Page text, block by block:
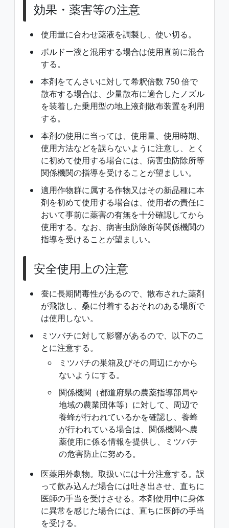
効果・薬害等の注意
使用量に合わせ薬液を調製し、使い切る。
ボルドー液と混用する場合は使用直前に混合
する。
本剤をてんさいに対して希釈倍数 750 倍で
散布する場合は、少量散布に適合したノズル
を装着した乗用型の地上液剤散布装置を利用
する。
本剤の使用に当っては、使用量、使用時期、
使用方法などを誤らないように注意し、とく
に初めて使用する場合には、病害虫防除所等
関係機関の指導を受けることが望ましい。
適用作物群に属する作物又はその新品種に本
剤を初めて使用する場合は、使用者の責任に
おいて事前に薬害の有無を十分確認してから
使用する。なお、病害虫防除所等関係機関の
指導を受けることが望ましい。
安全使用上の注意
蚕に長期間毒性があるので、散布された薬剤
が飛散し、桑に付着するおそれのある場所で
は使用しない。
ミツバチに対して影響があるので、以下のこ
とに注意する。
ミツバチの巣箱及びその周辺にかから
ないようにする。
関係機関（都道府県の農薬指導部局や
地域の農業団体等）に対して、周辺で
養蜂が行われているかを確認し、養蜂
が行われている場合は、関係機関へ農
薬使用に係る情報を提供し、ミツバチ
の危害防止に努める。
医薬用外劇物。取扱いには十分注意する。誤
って飲み込んだ場合には吐き出させ、直ちに
医師の手当を受けさせる。本剤使用中に身体
に異常を感じた場合には、直ちに医師の手当
を受ける。